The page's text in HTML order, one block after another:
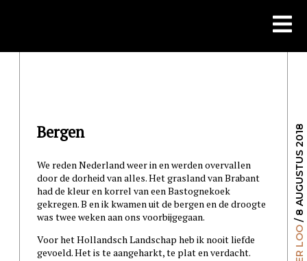
/ 8 AUGUSTUS 2018
Bergen
We reden Nederland weer in en werden overvallen
door de dorheid van alles. Het grasland van Brabant
had de kleur en korrel van een Bastognekoek
gekregen. B en ik kwamen uit de bergen en de droogte
was twee weken aan ons voorbijgegaan.
Voor het Hollandsch Landschap heb ik nooit liefde
gevoeld. Het is te aangeharkt, te plat en verdacht.